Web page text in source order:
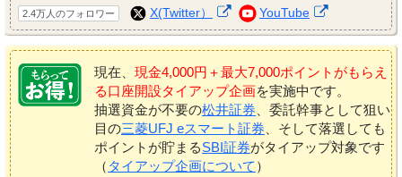
2.4万人のフォロワー X(Twitter） YouTube
現在、 現金4,000円＋最大7,000ポイントがもらえ
る口座開設タイアップ企画を実施中です。
抽選資金が不要の松井証券 、委託幹事として狙い
目の三菱UFJ eスマート証券 、そして落選しても
ポイントが貯まるSBI証券がタイアップ対象です
（ タイアップ企画について ）